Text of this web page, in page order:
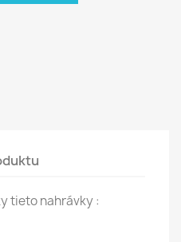
tieto nahrávky :